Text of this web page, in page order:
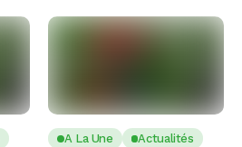
A La Une
Actualités